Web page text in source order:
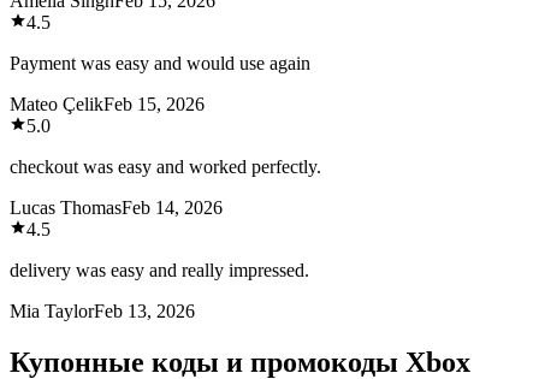
4.5
Payment was easy and would use again
Mateo ÇelikFeb 15, 2026
5.0
checkout was easy and worked perfectly.
Lucas ThomasFeb 14, 2026
4.5
delivery was easy and really impressed.
Mia TaylorFeb 13, 2026
Купонные коды и промокоды Xbox